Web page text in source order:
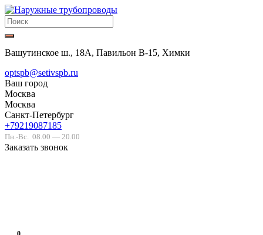
Вашутинское ш., 18А, Павильон В-15, Химки
optspb@setivspb.ru
Ваш город
Москва
Москва
Санкт-Петербург
+79219087185
Пн.-Вс. 08.00 — 20.00
Заказать звонок